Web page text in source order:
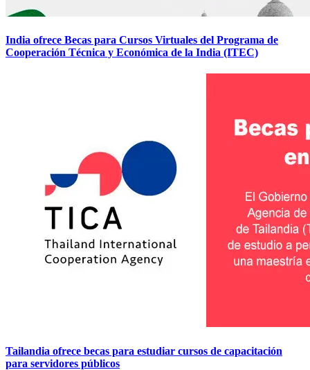
India ofrece Becas para Cursos Virtuales del Programa de
Cooperación Técnica y Económica de la India (ITEC)
Tailandia ofrece becas para estudiar cursos de capacitación
para servidores públicos